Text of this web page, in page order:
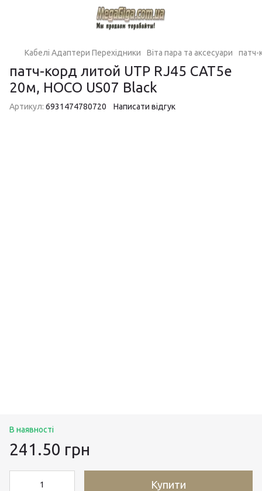
Кабелі Адаптери Перехідники Віта пара та аксесуари патч-
патч-корд литой UTP RJ45 CAT5e
20м, HOCO US07 Black
Артикул: 6931474780720 Написати відгук
В наявності
241.50 грн
Купити